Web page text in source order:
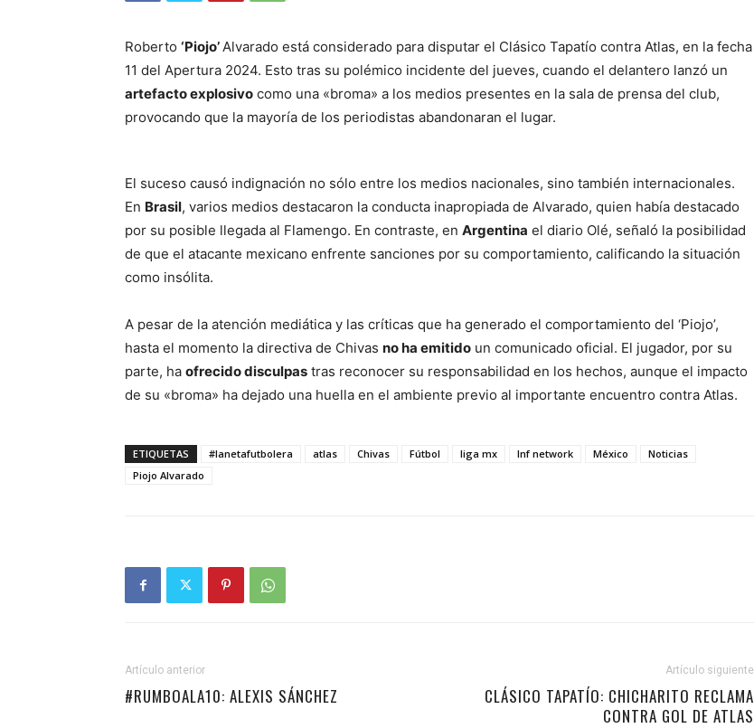
Roberto ‘Piojo’Alvarado está considerado para disputar el Clásico Tapatío contra Atlas, en la fecha
11 del Apertura 2024. Esto tras su polémico incidente del jueves, cuando el delantero lanzó un
artefacto explosivo como una «broma» a los medios presentes en la sala de prensa del club,
provocando que la mayoría de los periodistas abandonaran el lugar.
El suceso causó indignación no sólo entre los medios nacionales, sino también internacionales.
En Brasil, varios medios destacaron la conducta inapropiada de Alvarado, quien había destacado
por su posible llegada al Flamengo. En contraste, en Argentina el diario Olé, señaló la posibilidad
de que el atacante mexicano enfrente sanciones por su comportamiento, calificando la situación
como insólita.
A pesar de la atención mediática y las críticas que ha generado el comportamiento del ‘Piojo’,
hasta el momento la directiva de Chivas no ha emitido un comunicado oficial. El jugador, por su
parte, ha ofrecido disculpas tras reconocer su responsabilidad en los hechos, aunque el impacto
de su «broma» ha dejado una huella en el ambiente previo al importante encuentro contra Atlas.
ETIQUETAS #lanetafutbolera atlas Chivas Fútbol liga mx lnf network México
Noticias
Piojo Alvarado
Artículo anterior
#RUMBOALA10: ALEXIS SÁNCHEZ
Artículo siguiente
CLÁSICO TAPATÍO: CHICHARITO RECLAMA
CONTRA GOL DE ATLAS